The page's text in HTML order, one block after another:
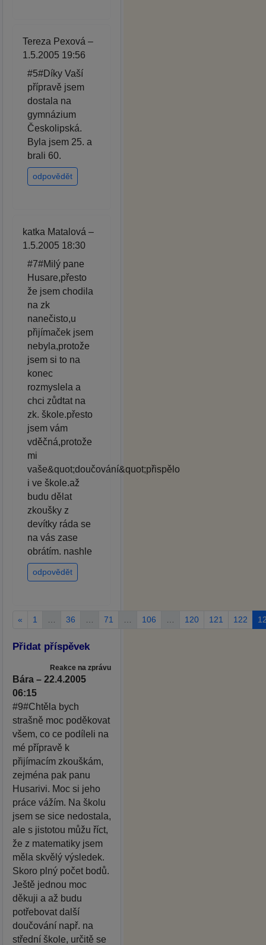
Tereza Pexová –
1.5.2005 19:56
#5#Díky Vaší
přípravě jsem
dostala na
gymnázium
Českolipská.
Byla jsem 25. a
brali 60.
odpovědět
katka Matalová –
1.5.2005 18:30
#7#Milý pane
Husare,přesto
že jsem chodila
na zk
nanečisto,u
přijímaček jsem
nebyla,protože
jsem si to na
konec
rozmyslela a
chci zůdtat na
zk. škole.přesto
jsem vám
vděčná,protože
mi
vaše&quot;doučování&quot;přispělo
i ve škole.až
budu dělat
zkoušky z
devítky ráda se
na vás zase
obrátím. nashle
odpovědět
« 1 … 36 … 71 … 106 … 120 121 122
Přidat příspěvek
Reakce na zprávu
Bára – 22.4.2005
06:15
#9#Chtěla bych
strašně moc poděkovat
všem, co ce podíleli na
mé přípravě k
přijímacím zkouškám,
zejména pak panu
Husarivi. Moc si jeho
práce vážím. Na školu
jsem se sice nedostala,
ale s jistotou můžu říct,
že z matematiky jsem
měla skvělý výsledek.
Skoro plný počet bodů.
Ještě jednou moc
děkuji a až budu
potřebovat další
doučování např. na
střední škole, určitě se